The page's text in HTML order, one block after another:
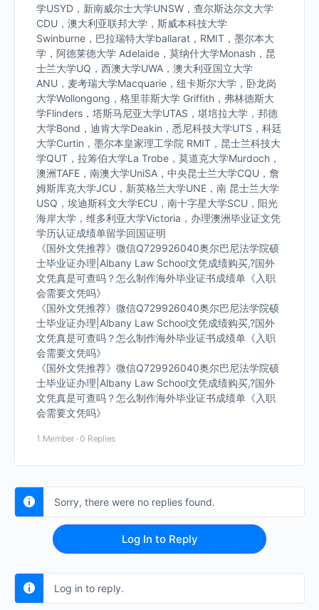
学USYD，新南威尔士大学UNSW，查尔斯达尔文大学
CDU，澳大利亚联邦大学，斯威本科技大学
Swinburne，巴拉瑞特大学ballarat，RMIT，墨尔本大
学，阿德莱德大学 Adelaide，莫纳什大学Monash，昆
士兰大学UQ，西澳大学UWA，澳大利亚国立大学
ANU，麦考瑞大学Macquarie，纽卡斯尔大学，卧龙岗
大学Wollongong，格里菲斯大学 Griffith，弗林德斯大
学Flinders，塔斯马尼亚大学UTAS，堪培拉大学，邦德
大学Bond，迪肯大学Deakin，悉尼科技大学UTS，科廷
大学Curtin，墨尔本皇家理工学院 RMIT，昆士兰科技大
学QUT，拉筹伯大学La Trobe，莫道克大学Murdoch，
澳洲TAFE，南澳大学UniSA，中央昆士兰大学CQU，詹
姆斯库克大学JCU，新英格兰大学UNE，南 昆士兰大学
USQ，埃迪斯科文大学ECU，南十字星大学SCU，阳光
海岸大学，维多利亚大学Victoria，办理澳洲毕业证文凭
学历认证成绩单留学回国证明
《国外文凭推荐》微信Q729926040奥尔巴尼法学院硕
士毕业证办理|Albany Law School文凭成绩购买,?国外
文凭真是可查吗？怎么制作海外毕业证书成绩单《入职
会需要文凭吗》
《国外文凭推荐》微信Q729926040奥尔巴尼法学院硕
士毕业证办理|Albany Law School文凭成绩购买,?国外
文凭真是可查吗？怎么制作海外毕业证书成绩单《入职
会需要文凭吗》
《国外文凭推荐》微信Q729926040奥尔巴尼法学院硕
士毕业证办理|Albany Law School文凭成绩购买,?国外
文凭真是可查吗？怎么制作海外毕业证书成绩单《入职
会需要文凭吗》
1 Member · 0 Replies
Sorry, there were no replies found.
Log In to Reply
Log in to reply.